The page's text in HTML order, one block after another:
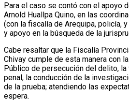
Para el caso se contó con el apoyo
Arnold Huallpa Quino, en las
(con la fiscalía de Arequipa, policía,
y apoyo en la búsqueda de la
Cabe resaltar que la Fiscalía
Chivay cumple de esta manera con
Público de persecución del delito,
penal, la conducción de la
de la prueba; atendiendo las
espera.